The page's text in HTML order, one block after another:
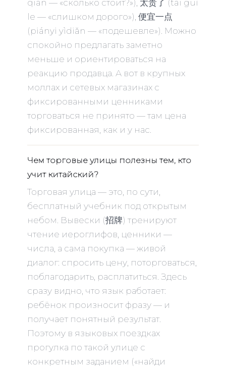
qián — «сколько стоит?»), 太贵了 (tài guì
le — «слишком дорого»), 便宜一点
(piányi yìdiǎn — «подешевле»). Можно
спокойно предлагать заметно
меньше и ориентироваться на
реакцию продавца. А вот в крупных
моллах и сетевых магазинах с
фиксированными ценниками
торговаться не принято — там цена
фиксированная, как и у нас.
Чем торговые улицы полезны тем, кто
учит китайский?
Торговая улица — это, по сути,
бесплатный учебник под открытым
небом. Вывески (招牌) тренируют
чтение иероглифов, ценники —
числа, а сама покупка — живой
диалог: спросить цену, поторговаться,
поблагодарить, расплатиться. Здесь
сразу видно, что язык работает:
ребёнок произносит фразу — и
получает понятный результат.
Поэтому в языковых поездках
прогулка по такой улице с
конкретным заданием («найди